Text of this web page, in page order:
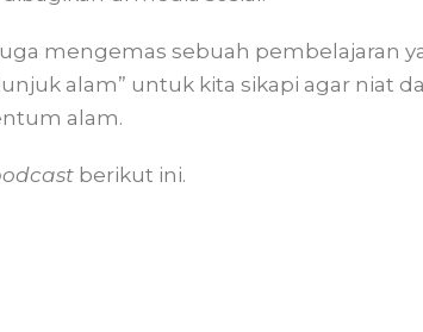
mengemas sebuah pembelajaran
alam” untuk kita sikapi agar niat
alam.
berikut ini.